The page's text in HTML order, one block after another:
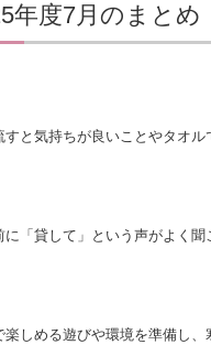
年度7月のまとめ
と気持ちが良いことやタオル
「貸して」という声がよく
しめる遊びや環境を準備し